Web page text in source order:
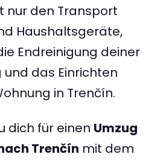
nur den Transport
Haushaltsgeräte,
Endreinigung deiner
das Einrichten
in Trenčín.
dich für einen Umzug
Trenčín mit dem